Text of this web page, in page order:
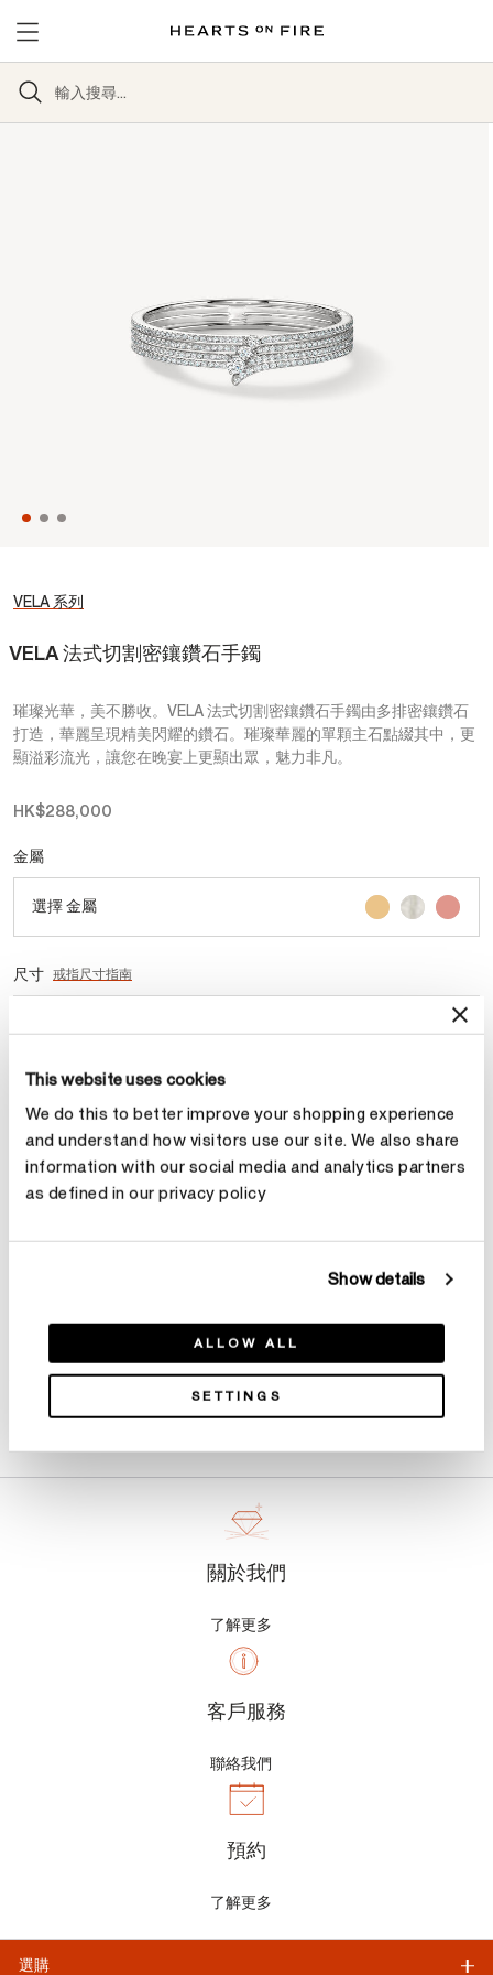
This website uses cookies
We do this to better improve your shopping experience
and understand how visitors use our site. We also share
information with our social media and analytics partners
as defined in our privacy policy
Show details
ALLOW ALL
SETTINGS
VELA 系列
VELA 法式切割密鑲鑽石手鐲
璀璨光華，美不勝收。VELA 法式切割密鑲鑽石手鐲由多排密鑲鑽石
打造，華麗呈現精美閃耀的鑽石。璀璨華麗的單顆主石點綴其中，更
顯溢彩流光，讓您在晚宴上更顯出眾，魅力非凡。
HK$288,000
金屬
選擇 金屬
尺寸 戒指尺寸指南
克拉總重
選擇 克拉總重
產品詳情
關於我們
了解更多
客戶服務
聯絡我們
預約
了解更多
選購